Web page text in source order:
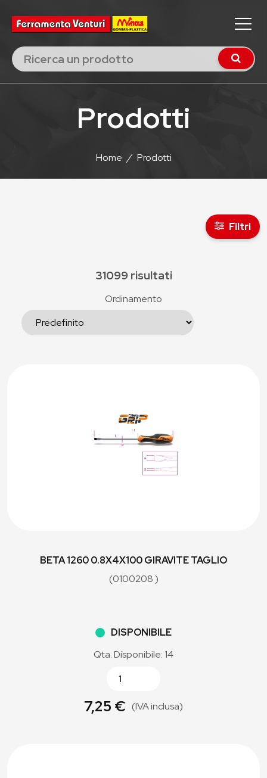
Prodotti
Home / Prodotti
Filtri
31099 risultati
Ordinamento
BETA 1260 0.8X4X100 GIRAVITE TAGLIO
(0100208 )
DISPONIBILE
Qta. Disponibile: 14
7,25 € (IVA inclusa)